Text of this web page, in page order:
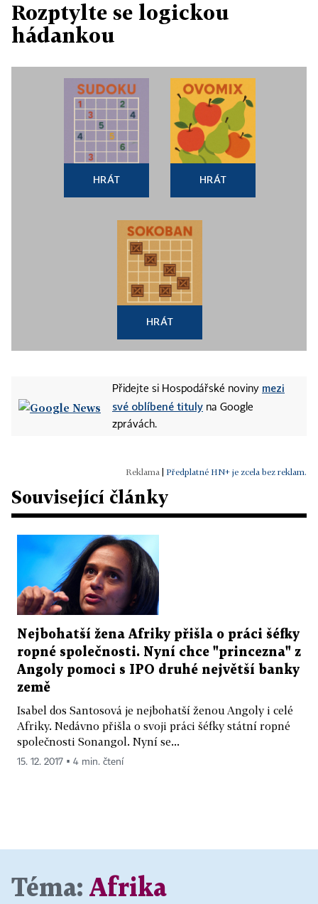
Rozptylte se logickou
hádankou
HRÁT HRÁT
HRÁT
Přidejte si Hospodářské noviny mezi
své oblíbené tituly na Google
zprávách.
Předplatné HN+ je zcela bez reklam.
Související články
Nejbohatší žena Afriky přišla o práci šéfky
ropné společnosti. Nyní chce "princezna" z
Angoly pomoci s IPO druhé největší banky
země
Isabel dos Santosová je nejbohatší ženou Angoly i celé
Afriky. Nedávno přišla o svoji práci šéfky státní ropné
společnosti Sonangol. Nyní se...
15. 12. 2017 ▪ 4 min. čtení
Téma: Afrika